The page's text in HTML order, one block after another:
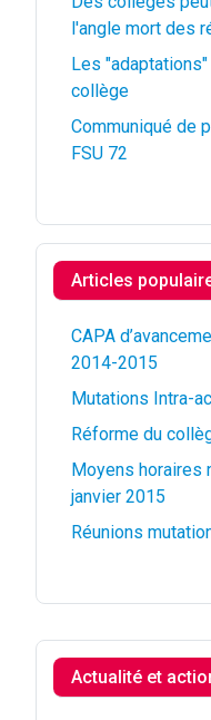
Actualité et
l'angle mort des
Les
collège
Communiqué de
FSU 72
Articles
CAPA
2014-2015
Mutations Intra-
Réforme du
Moyens horaires
janvier 2015
Réunions